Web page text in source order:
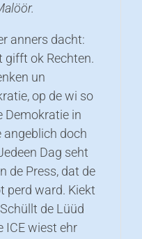
anners dacht:
gifft ok Rechten.
un
op de wi so
Demokratie in
angeblich doch
Dag seht
de Press, dat de
perd ward. Kiekt
de Lüüd
ICE wiest ehr